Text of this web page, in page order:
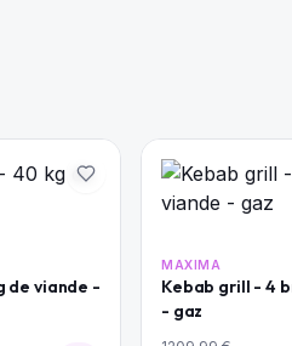
de viande -
MAXIMA
Kebab grill - 4
- gaz